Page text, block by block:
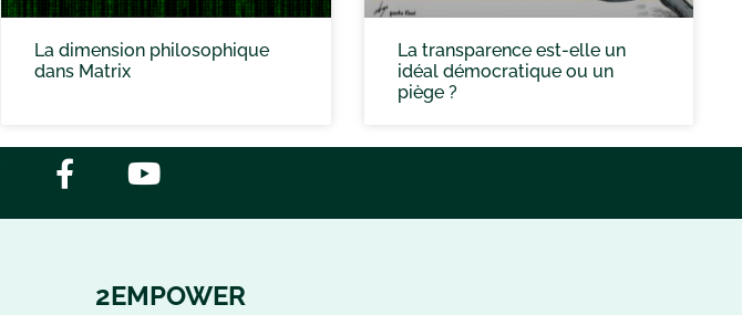
La dimension philosophique
dans Matrix
La transparence est-elle un
idéal démocratique ou un
piège ?
2EMPOWER